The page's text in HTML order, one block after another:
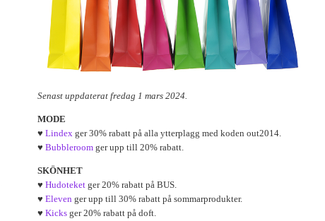
Senast uppdaterat fredag 1 mars 2024.
MODE
♥ Lindex ger 30% rabatt på alla ytterplagg med koden out2014.
♥ Bubbleroom ger upp till 20% rabatt.
SKÖNHET
♥ Hudoteket ger 20% rabatt på BUS.
♥ Eleven ger upp till 30% rabatt på sommarprodukter.
♥ Kicks ger 20% rabatt på doft.